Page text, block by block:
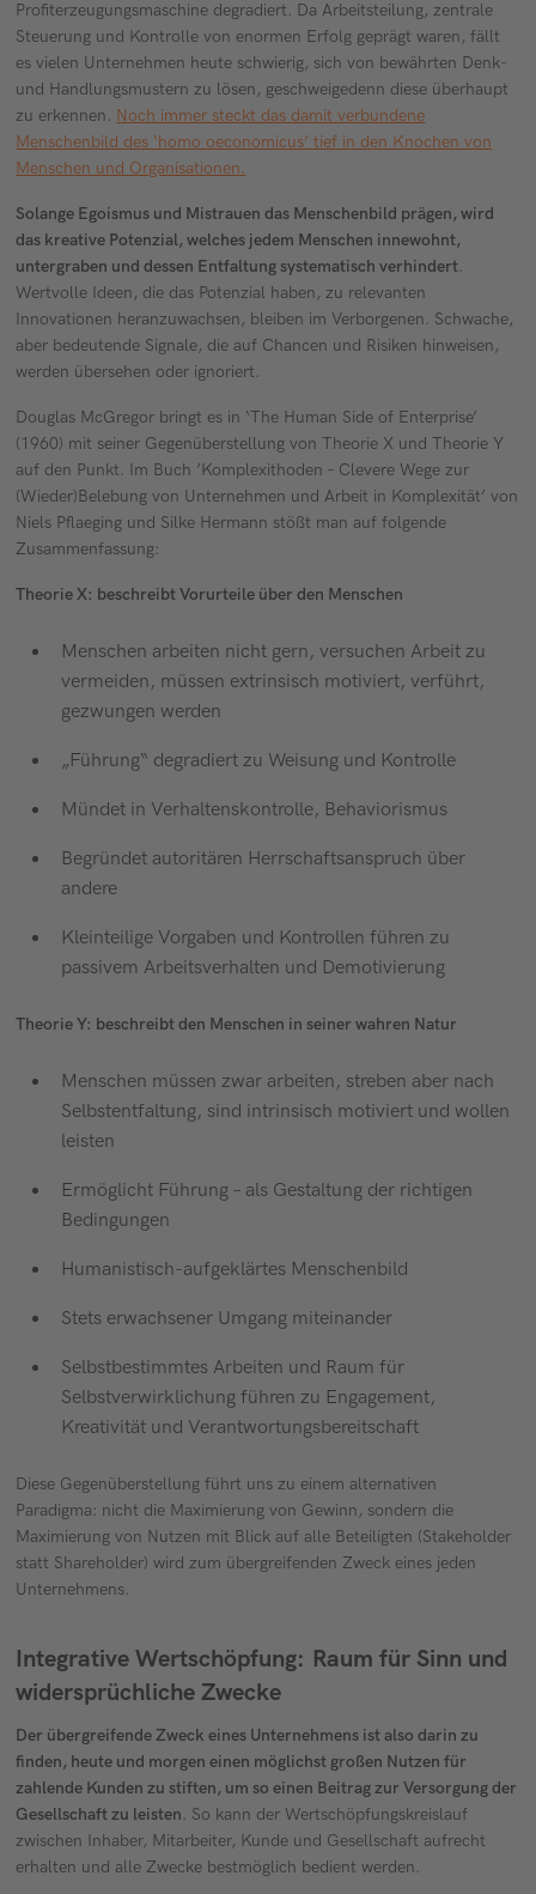
Profiterzeugungsmaschine degradiert. Da Arbeitsteilung, zentrale
Steuerung und Kontrolle von enormen Erfolg geprägt waren, fällt
es vielen Unternehmen heute schwierig, sich von bewährten Denk-
und Handlungsmustern zu lösen, geschweigedenn diese überhaupt
zu erkennen. Noch immer steckt das damit verbundene
Menschenbild des ‘homo oeconomicus’ tief in den Knochen von
Menschen und Organisationen.
Solange Egoismus und Mistrauen das Menschenbild prägen, wird
das kreative Potenzial, welches jedem Menschen innewohnt,
untergraben und dessen Entfaltung systematisch verhindert.
Wertvolle Ideen, die das Potenzial haben, zu relevanten
Innovationen heranzuwachsen, bleiben im Verborgenen. Schwache,
aber bedeutende Signale, die auf Chancen und Risiken hinweisen,
werden übersehen oder ignoriert.
Douglas McGregor bringt es in ‘The Human Side of Enterprise’
(1960) mit seiner Gegenüberstellung von Theorie X und Theorie Y
auf den Punkt. Im Buch ’Komplexithoden – Clevere Wege zur
(Wieder)Belebung von Unternehmen und Arbeit in Komplexität’ von
Niels Pflaeging und Silke Hermann stößt man auf folgende
Zusammenfassung:
Theorie X: beschreibt Vorurteile über den Menschen
Menschen arbeiten nicht gern, versuchen Arbeit zu
vermeiden, müssen extrinsisch motiviert, verführt,
gezwungen werden
„Führung“ degradiert zu Weisung und Kontrolle
Mündet in Verhaltenskontrolle, Behaviorismus
Begründet autoritären Herrschaftsanspruch über
andere
Kleinteilige Vorgaben und Kontrollen führen zu
passivem Arbeitsverhalten und Demotivierung
Theorie Y: beschreibt den Menschen in seiner wahren Natur
Menschen müssen zwar arbeiten, streben aber nach
Selbstentfaltung, sind intrinsisch motiviert und wollen
leisten
Ermöglicht Führung – als Gestaltung der richtigen
Bedingungen
Humanistisch-aufgeklärtes Menschenbild
Stets erwachsener Umgang miteinander
Selbstbestimmtes Arbeiten und Raum für
Selbstverwirklichung führen zu Engagement,
Kreativität und Verantwortungsbereitschaft
Diese Gegenüberstellung führt uns zu einem alternativen
Paradigma: nicht die Maximierung von Gewinn, sondern die
Maximierung von Nutzen mit Blick auf alle Beteiligten (Stakeholder
statt Shareholder) wird zum übergreifenden Zweck eines jeden
Unternehmens.
Integrative Wertschöpfung: Raum für Sinn und
widersprüchliche Zwecke
Der übergreifende Zweck eines Unternehmens ist also darin zu
finden, heute und morgen einen möglichst großen Nutzen für
zahlende Kunden zu stiften, um so einen Beitrag zur Versorgung der
Gesellschaft zu leisten. So kann der Wertschöpfungskreislauf
zwischen Inhaber, Mitarbeiter, Kunde und Gesellschaft aufrecht
erhalten und alle Zwecke bestmöglich bedient werden.